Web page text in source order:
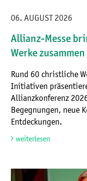
06. AUGUST 2026
Allianz-Messe
Werke zusammen
Rund 60 christliche
Initiativen
Allianzkonferenz
Begegnungen, neue
Entdeckungen.
weiterlesen